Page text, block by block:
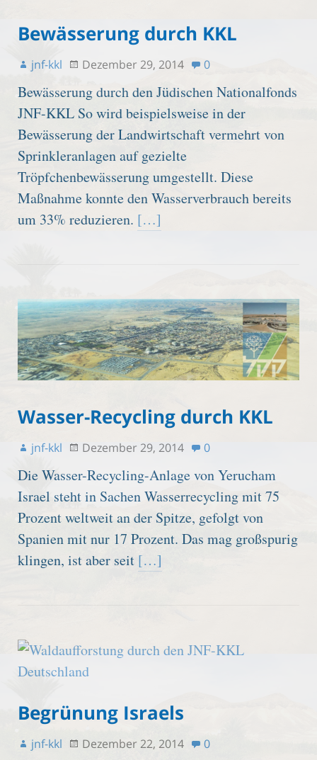
Bewässerung durch KKL
jnf-kkl Dezember 29, 2014 0
Bewässerung durch den Jüdischen Nationalfonds
JNF-KKL So wird beispielsweise in der
Bewässerung der Landwirtschaft vermehrt von
Sprinkleranlagen auf gezielte
Tröpfchenbewässerung umgestellt. Diese
Maßnahme konnte den Wasserverbrauch bereits
um 33% reduzieren. […]
Wasser-Recycling durch KKL
jnf-kkl Dezember 29, 2014 0
Die Wasser-Recycling-Anlage von Yerucham
Israel steht in Sachen Wasserrecycling mit 75
Prozent weltweit an der Spitze, gefolgt von
Spanien mit nur 17 Prozent. Das mag großspurig
klingen, ist aber seit […]
Begrünung Israels
jnf-kkl Dezember 22, 2014 0